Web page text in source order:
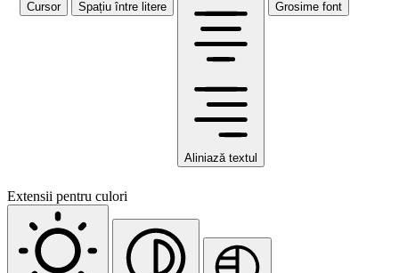
Cursor Spațiu între litere
Aliniază textul
Grosime font
Extensii pentru culori